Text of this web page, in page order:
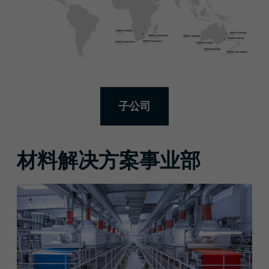
子公司
材料解决方案事业部
更多信息